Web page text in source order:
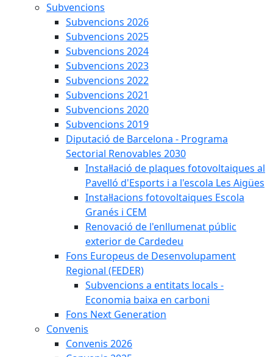
Subvencions
Subvencions 2026
Subvencions 2025
Subvencions 2024
Subvencions 2023
Subvencions 2022
Subvencions 2021
Subvencions 2020
Subvencions 2019
Diputació de Barcelona - Programa
Sectorial Renovables 2030
Instal·lació de plaques fotovoltaiques al
Pavelló d'Esports i a l'escola Les Aigües
Instal·lacions fotovoltaiques Escola
Granés i CEM
Renovació de l'enllumenat públic
exterior de Cardedeu
Fons Europeus de Desenvolupament
Regional (FEDER)
Subvencions a entitats locals -
Economia baixa en carboni
Fons Next Generation
Convenis
Convenis 2026